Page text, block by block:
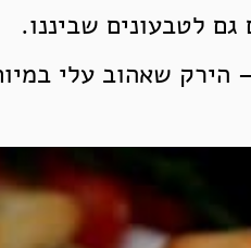
לטבעונים שביננו.
שאהוב עלי